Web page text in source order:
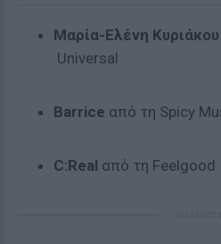
Μαρία-Ελένη Κυριάκου
Universal
Barrice από τη Spicy
C:Real από τη Feelgood